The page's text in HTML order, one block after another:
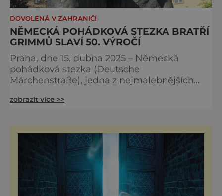
DOVOLENÁ V ZAHRANIČÍ
NĚMECKÁ POHÁDKOVÁ STEZKA BRATŘÍ
GRIMMŮ SLAVÍ 50. VÝROČÍ
Praha, dne 15. dubna 2025 – Německá
pohádková stezka (Deutsche
Märchenstraße), jedna z nejmalebnějších
výročí. Tato ikonická cesta spojuje desítky
příběhů, které znají celé generace dětí i
dospělých. Jubilejní rok přinese řadu
speciálních akcí, které umožní návštěvníkům
zobrazit více >>